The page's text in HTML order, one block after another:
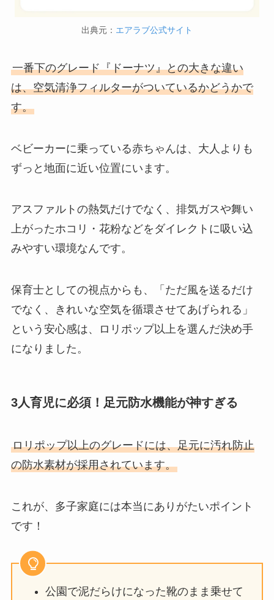
出典元： エアラブ公式サイト
一番下のグレード『ドーナツ』との大きな違い
は、空気清浄フィルターがついているかどうかで
す。
ベビーカーに乗っている赤ちゃんは、大人よりも
ずっと地面に近い位置にいます。
アスファルトの熱気だけでなく、排気ガスや舞い
上がったホコリ・花粉などをダイレクトに吸い込
みやすい環境なんです。
保育士としての視点からも、「ただ風を送るだけ
でなく、きれいな空気を循環させてあげられる」
という安心感は、ロリポップ以上を選んだ決め手
になりました。
3人育児に必須！足元防水機能が神すぎる
ロリポップ以上のグレードには、足元に汚れ防止
の防水素材が採用されています。
これが、多子家庭には本当にありがたいポイント
です！
公園で泥だらけになった靴のまま乗せて